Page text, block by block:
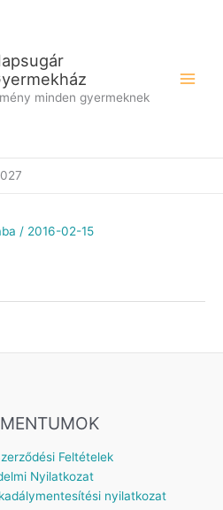
minden gyermeknek
/ 2016-02-15
Feltételek
Nyilatkozat
nyilatkozat